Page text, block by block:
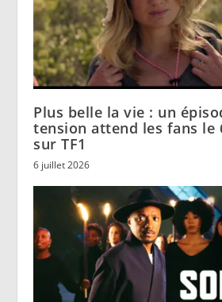
Plus belle la vie : un
tension attend les fans le
sur TF1
6 juillet 2026